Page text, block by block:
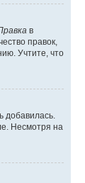
в
правок,
Учтите, что
добавилась.
Несмотря на